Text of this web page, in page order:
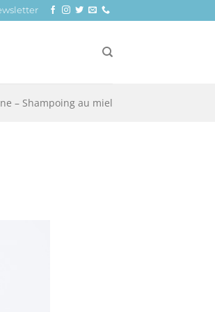
– Shampoing au miel